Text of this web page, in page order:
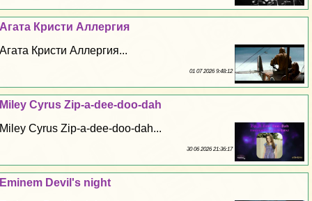
Агата Кристи Аллергия
Агата Кристи Аллергия...
01 07 2026 9:48:12
Miley Cyrus Zip-a-dee-doo-dah
Miley Cyrus Zip-a-dee-doo-dah...
30 06 2026 21:36:17
Eminem Devil's night